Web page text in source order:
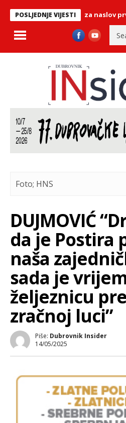
POSLJEDNJE VIJESTI
i FUN H2O Mlini za naslov prvaka
Foto; HNS
DUJMOVIĆ
da je Postira
naša
sada je
željeznicu
zračnoj luci”
Piše: Dubrovnik Insider
14/05/2025